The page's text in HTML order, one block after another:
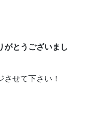
とうございまし
せて下さい！